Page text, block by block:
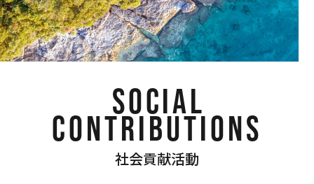
SOCIAL
CONTRIBUTIONS
社会貢献活動